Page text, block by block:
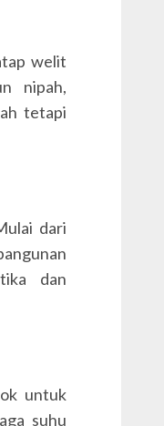
welit
nipah,
tetapi
dari
dan
untuk
suhu